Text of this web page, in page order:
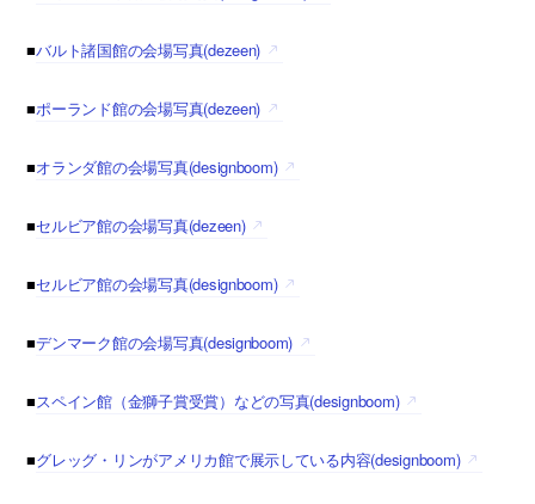
■バルト諸国館の会場写真(dezeen)
■ポーランド館の会場写真(dezeen)
■オランダ館の会場写真(designboom)
■セルビア館の会場写真(dezeen)
■セルビア館の会場写真(designboom)
■デンマーク館の会場写真(designboom)
■スペイン館（金獅子賞受賞）などの写真(designboom)
■グレッグ・リンがアメリカ館で展示している内容(designboom)